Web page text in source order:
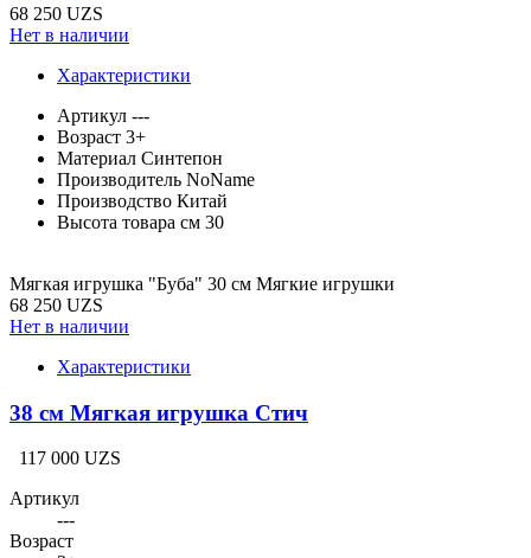
68 250 UZS
Нет в наличии
Характеристики
Артикул ---
Возраст 3+
Материал Синтепон
Производитель NoName
Производство Китай
Высота товара см 30
Мягкая игрушка "Буба" 30 см Мягкие игрушки
68 250 UZS
Нет в наличии
Характеристики
38 см Мягкая игрушка Стич
117 000 UZS
Артикул
---
Возраст